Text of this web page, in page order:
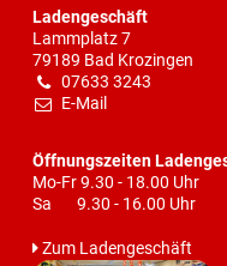
Ladengeschäft
Lammplatz 7
79189 Bad Krozingen
07633 3243
E-Mail
Öffnungszeiten
Mo-Fr 9.30 - 18.00 Uhr
Sa 9.30 - 16.00 Uhr
Zum Ladengeschäft